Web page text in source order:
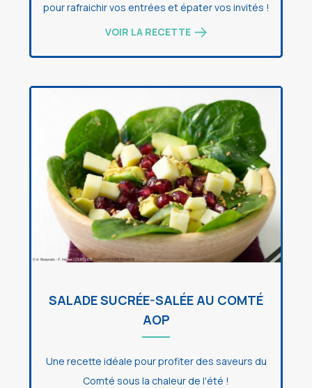
pour rafraichir vos entrées et épater vos invités !
VOIR LA RECETTE
SALADE SUCRÉE-SALÉE AU COMTÉ
AOP
Une recette idéale pour profiter des saveurs du
Comté sous la chaleur de l'été !